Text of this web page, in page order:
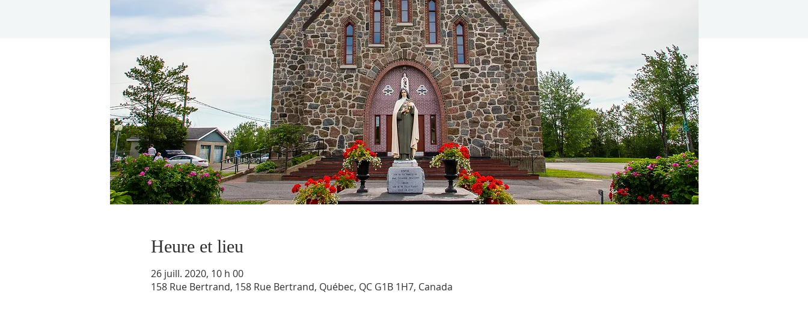
Heure et lieu
26 juill. 2020, 10 h 00
158 Rue Bertrand, 158 Rue Bertrand, Québec, QC G1B 1H7, Canada